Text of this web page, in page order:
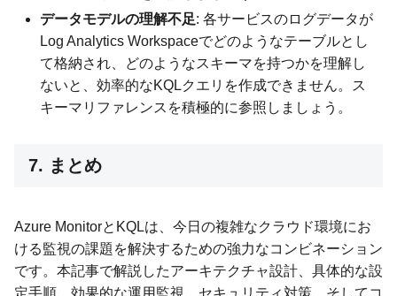
データモデルの理解不足: 各サービスのログデータが
Log Analytics Workspaceでどのようなテーブルとし
て格納され、どのようなスキーマを持つかを理解し
ないと、効率的なKQLクエリを作成できません。ス
キーマリファレンスを積極的に参照しましょう。
7. まとめ
Azure MonitorとKQLは、今日の複雑なクラウド環境にお
ける監視の課題を解決するための強力なコンビネーション
です。本記事で解説したアーキテクチャ設計、具体的な設